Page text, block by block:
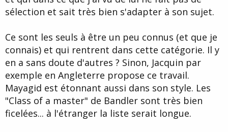
sélection et sait très bien s'adapter à son sujet.
Ce sont les seuls à être un peu connus (et que je
connais) et qui rentrent dans cette catégorie. Il y
en a sans doute d'autres ? Sinon, Jacquin par
exemple en Angleterre propose ce travail.
Mayagid est étonnant aussi dans son style. Les
"Class of a master" de Bandler sont très bien
ficelées... à l'étranger la liste serait longue.